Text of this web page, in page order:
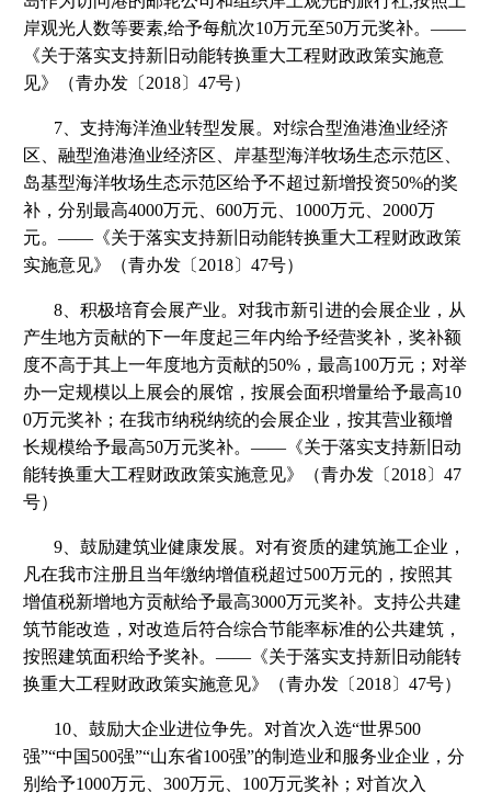
岸观光人数等要素,给予每航次10万元至50万元奖补。——
《关于落实支持新旧动能转换重大工程财政政策实施意
见》（青办发〔2018〕47号）
7、支持海洋渔业转型发展。对综合型渔港渔业经济
区、融型渔港渔业经济区、岸基型海洋牧场生态示范区、
岛基型海洋牧场生态示范区给予不超过新增投资50%的奖
补，分别最高4000万元、600万元、1000万元、2000万
元。——《关于落实支持新旧动能转换重大工程财政政策
实施意见》（青办发〔2018〕47号）
8、积极培育会展产业。对我市新引进的会展企业，从
产生地方贡献的下一年度起三年内给予经营奖补，奖补额
度不高于其上一年度地方贡献的50%，最高100万元；对举
办一定规模以上展会的展馆，按展会面积增量给予最高10
0万元奖补；在我市纳税纳统的会展企业，按其营业额增
长规模给予最高50万元奖补。——《关于落实支持新旧动
能转换重大工程财政政策实施意见》（青办发〔2018〕47
号）
9、鼓励建筑业健康发展。对有资质的建筑施工企业，
凡在我市注册且当年缴纳增值税超过500万元的，按照其
增值税新增地方贡献给予最高3000万元奖补。支持公共建
筑节能改造，对改造后符合综合节能率标准的公共建筑，
按照建筑面积给予奖补。——《关于落实支持新旧动能转
换重大工程财政政策实施意见》（青办发〔2018〕47号）
10、鼓励大企业进位争先。对首次入选“世界500
强”“中国500强”“山东省100强”的制造业和服务业企业，分
别给予1000万元、300万元、100万元奖补；对首次入